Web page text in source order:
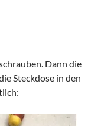
Dann die
Steckdose in den